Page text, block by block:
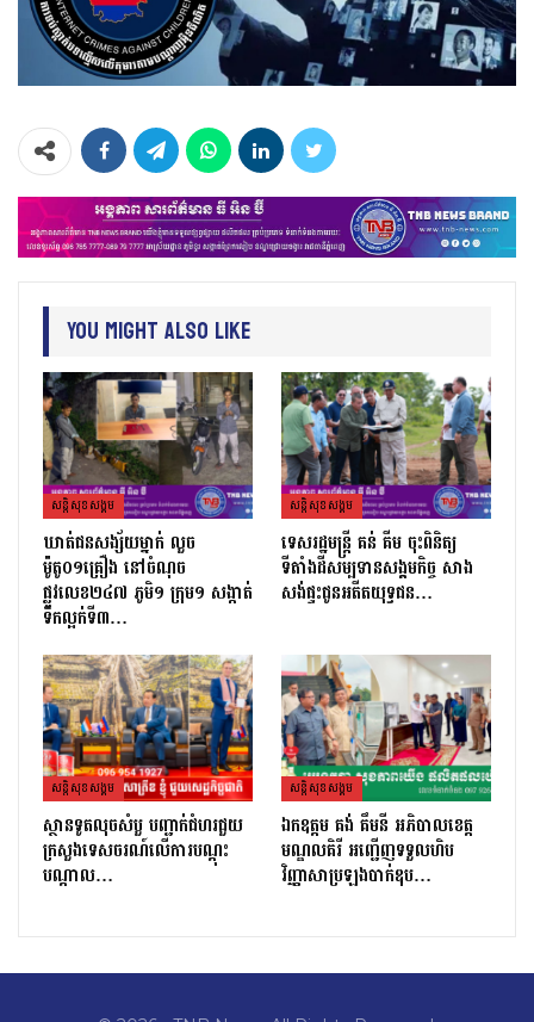
You Might Also Like
សន្តិសុខសង្គម
ឃាត់ជនសង្ស័យម្នាក់ លួច
ម៉ូតូ០១គ្រឿង នៅចំណុច
ផ្លូវលេខ២៤៧ ភូមិ១ ក្រុម១ សង្កាត់
ទឹកល្អក់ទី៣…
សន្តិសុខសង្គម
ទេសរដ្ឋមន្រ្តី គន់ គីម ចុះពិនិត្យ
ទីតាំងដីសម្បទានសង្គមកិច្ច សាង
សង់ផ្ទះជូនអតីតយុទ្ធជន…
សន្តិសុខសង្គម
ស្ថានទូតលុចសំបួ បញ្ជាក់ជំហរជួយ
ក្រសួងទេសចរណ៍លើការបណ្តុះ
បណ្តាល…
សន្តិសុខសង្គម
ឯកឧត្តម គង់ គឹមនី អភិបាលខេត្ត
មណ្ឌលគិរី អញ្ជើញទទួលហិប
វិញ្ញាសាប្រឡងបាក់ឌុប…